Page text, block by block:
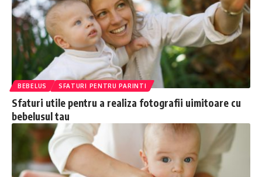
BEBELUS SFATURI PENTRU PARINTI
Sfaturi utile pentru a realiza fotografii uimitoare cu
bebelusul tau